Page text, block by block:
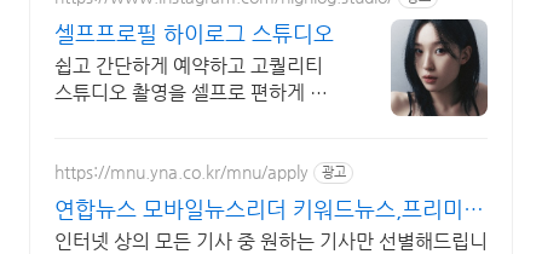
셀프프로필 하이로그 스튜디오
쉽고 간단하게 예약하고 고퀄리티
스튜디오 촬영을 셀프로 편하게 촬
https://mnu.yna.co.kr/mnu/apply 광고
연합뉴스 모바일뉴스리더 키워드뉴스,프리미엄
인물검색
인터넷 상의 모든 기사 중 원하는 기사만 선별해드립니